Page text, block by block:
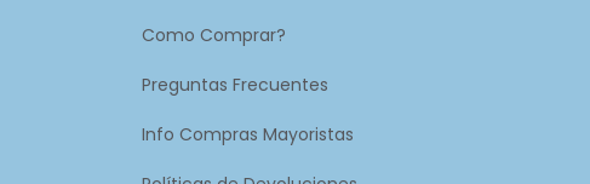
Como Comprar?
Preguntas Frecuentes
Info Compras Mayoristas